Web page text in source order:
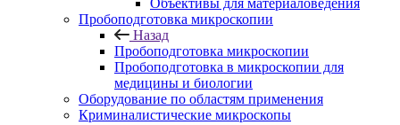
Объективы для материаловедения
Пробоподготовка микроскопии
Назад
Пробоподготовка микроскопии
Пробоподготовка в микроскопии для
медицины и биологии
Оборудование по областям применения
Криминалистические микроскопы